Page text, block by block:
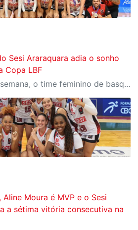
Sesi Araraquara adia o sonho
Copa LBF
Neste último fim de semana, o time feminino de basquete do Sesi Araraquara participou da Copa LBF 2026. Venceu o Unimed Campinas no último sábado, mas foi superado pelo Sampaio Basquete no último domingo (24/05) e adiou o sonho do tricampeonato.
Moura é MVP e o Sesi
a sétima vitória consecutiva na